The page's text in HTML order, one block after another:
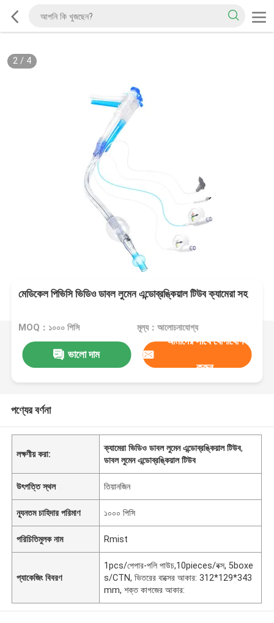
2/ 4
মেডিকেল পিভিসি ভিডিও ডাবল লুমেন এন্ডোব্রঙ্কিয়াল টিউব ক্যামেরা সহ
MOQ：১০০০ পিসি মূল্য：আলোচনাযোগ্য
ভালো দাম
আমাদের সাথে যোগাযোগ
করুন
পণ্যের বর্ণনা
লক্ষণীয় করা:
ক্যামেরা ভিডিও ডাবল লুমেন এন্ডোব্রঙ্কিয়াল টিউব,
ডাবল লুমেন এন্ডোব্রঙ্কিয়াল টিউব
উৎপত্তি স্থল তিয়ানজিন
ন্যূনতম চাহিদার পরিমাণ ১০০০ পিসি
পরিচিতিমুলক নাম Rmist
প্যাকেজিং বিবরণ
1pcs/পেপার-পলি পাউচ,10pieces/বক্স, 5boxe
s/CTN, ভিতরের বাক্সের আকার: 312*129*343
mm, শক্ত কাগজের আকার: